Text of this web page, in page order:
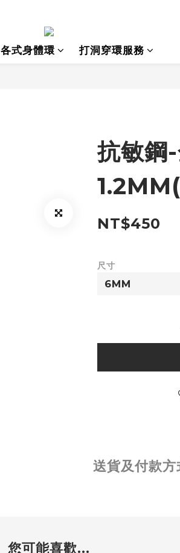
各式身體環 打洞穿環服務
抗敏鋼
NT$450
尺寸
送貨及付款方
您可能喜歡...